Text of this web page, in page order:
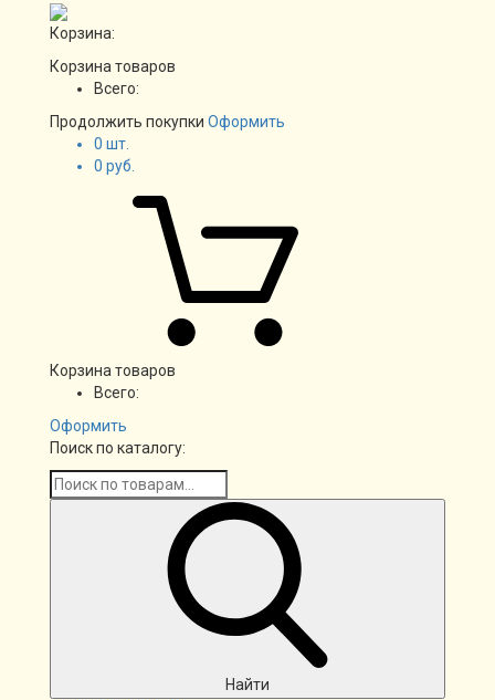
Корзина:
Корзина товаров
Всего:
Продолжить покупки Оформить
0 шт.
0 руб.
Корзина товаров
Всего:
Оформить
Поиск по каталогу:
Найти